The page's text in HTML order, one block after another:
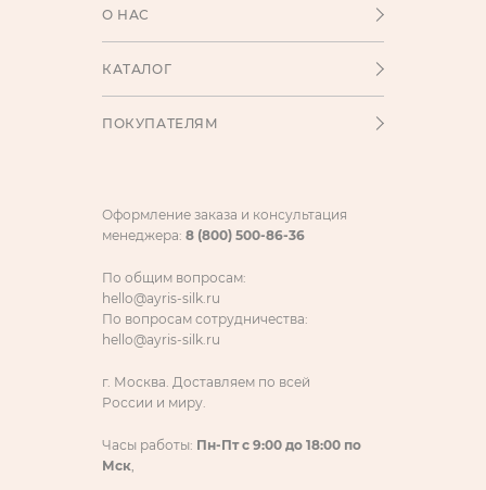
О НАС
КАТАЛОГ
ПОКУПАТЕЛЯМ
Оформление заказа и консультация
менеджера: 8 (800) 500-86-36
По общим вопросам:
hello@ayris-silk.ru
По вопросам сотрудничества:
hello@ayris-silk.ru
г. Москва. Доставляем по всей
России и миру.
Часы работы: Пн-Пт с 9:00 до 18:00 по
Мск,